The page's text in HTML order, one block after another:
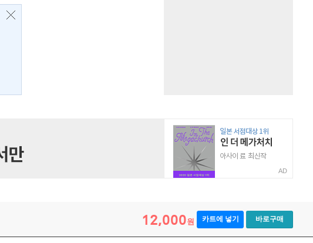
AD
12,000원 카트에 넣기 바로구매